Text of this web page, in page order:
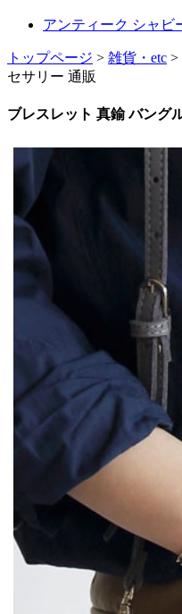
アンティーク シャビ
トップページ > 雑貨・etc >
セサリー 通販
ブレスレット 真鍮 バング